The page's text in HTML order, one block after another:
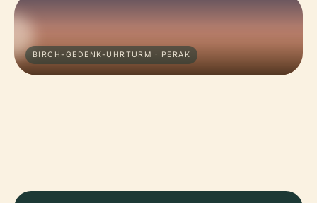
BIRCH-GEDENK-UHRTURM · PERAK